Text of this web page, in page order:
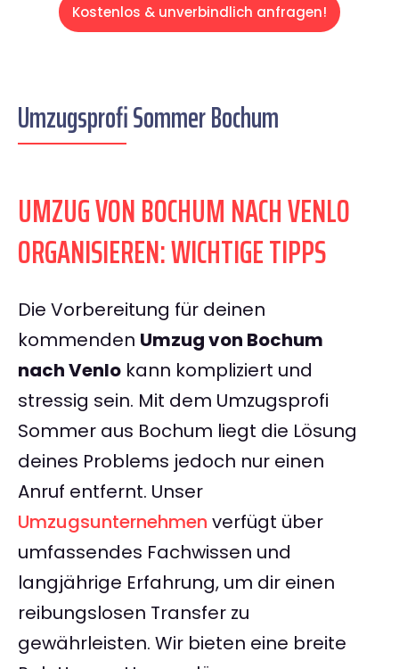
Kostenlos & unverbindlich anfragen!
Umzugsprofi Sommer Bochum
UMZUG VON BOCHUM NACH VENLO
ORGANISIEREN: WICHTIGE TIPPS
Die Vorbereitung für deinen
kommenden Umzug von Bochum
nach Venlo kann kompliziert und
stressig sein. Mit dem Umzugsprofi
Sommer aus Bochum liegt die Lösung
deines Problems jedoch nur einen
Anruf entfernt. Unser
Umzugsunternehmen verfügt über
umfassendes Fachwissen und
langjährige Erfahrung, um dir einen
reibungslosen Transfer zu
gewährleisten. Wir bieten eine breite